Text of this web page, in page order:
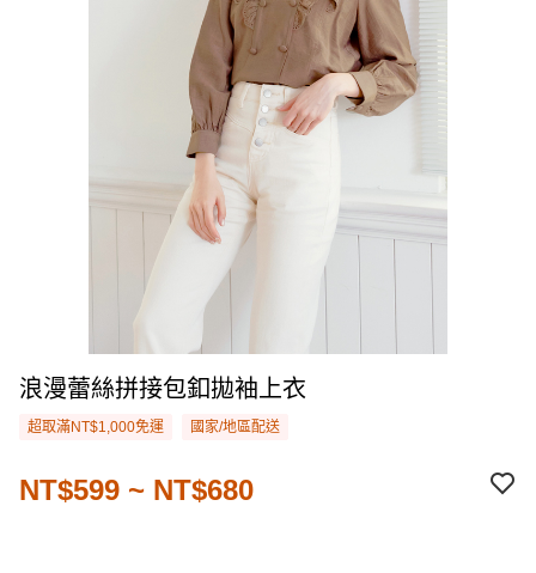
浪漫蕾絲拼接包釦拋袖上衣
超取滿NT$1,000免運 國家/地區配送
NT$599 ~ NT$680